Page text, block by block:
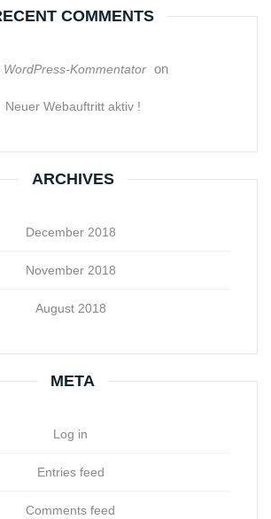
COMMENTS
WordPress-Kommentator on
Neuer Webauftritt aktiv !
ARCHIVES
December 2018
November 2018
August 2018
META
Log in
Entries feed
Comments feed